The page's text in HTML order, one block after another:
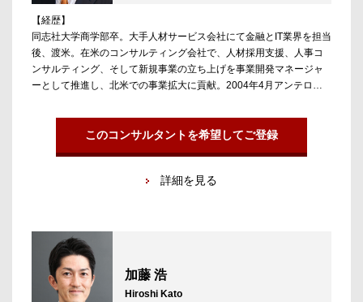
【経歴】
同志社大学商学部卒。大手人材サービス会社にて金融とIT業界を担当
後、渡米。在米のコンサルティング会社で、人材採用支援、人事コ
ンサルティング、そして新規事業の立ち上げを事業開発マネージャ
ーとして推進し、北米での事業拡大に貢献。2004年4月アンテロー
VC、M&A、コンサル、投資先企業の経営人材、また組織立ち上げ期
におけるコアメンバー採用の支援も強み。1級キャリアコンサルティ
ング技能士。
れた層の厚いネットワークを有し、業界トップから新鋭企業まで数
百名に及ぶ転職を支援してきた。水面下で流通する求人案件の提案
から、選考対策、希望職種の明確化も含め丁寧な支援を行ってい
る。
このコンサルタントを希望してご登録
詳細を見る
加藤 浩
Hiroshi Kato